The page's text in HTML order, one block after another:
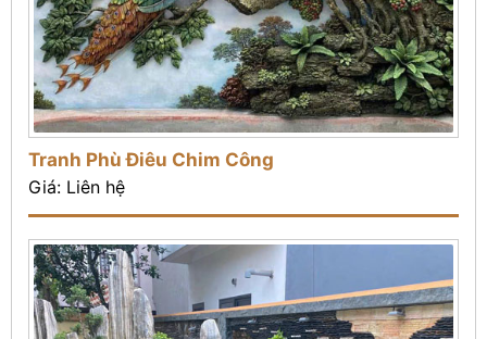
Tranh Phù Điêu Chim Công
Giá: Liên hệ